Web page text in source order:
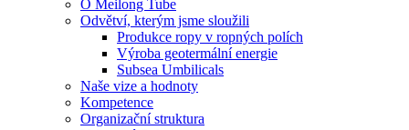
O Meilong Tube
Odvětví, kterým jsme sloužili
Produkce ropy v ropných polích
Výroba geotermální energie
Subsea Umbilicals
Naše vize a hodnoty
Kompetence
Organizační struktura